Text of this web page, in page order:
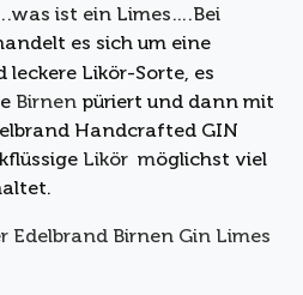
ist ein Limes….Bei
es sich um eine
Likör-Sorte, es
Birnen püriert und dann mit
Handcrafted GIN
Likör möglichst viel
Edelbrand Birnen Gin Limes